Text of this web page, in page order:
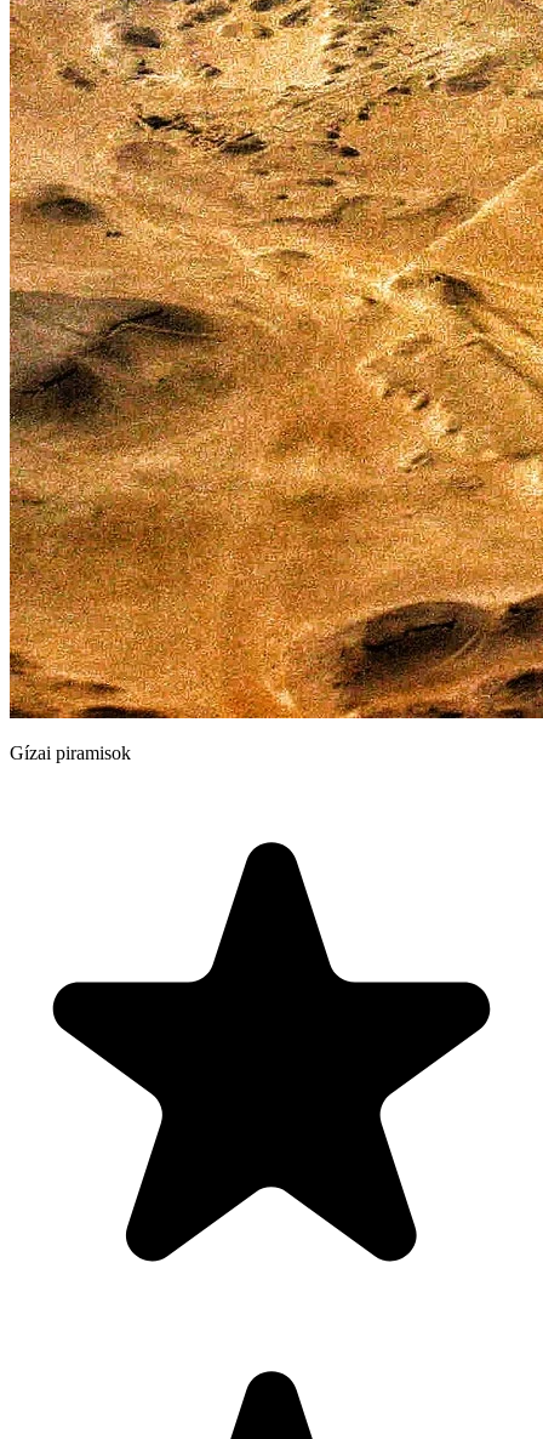
Gízai piramisok